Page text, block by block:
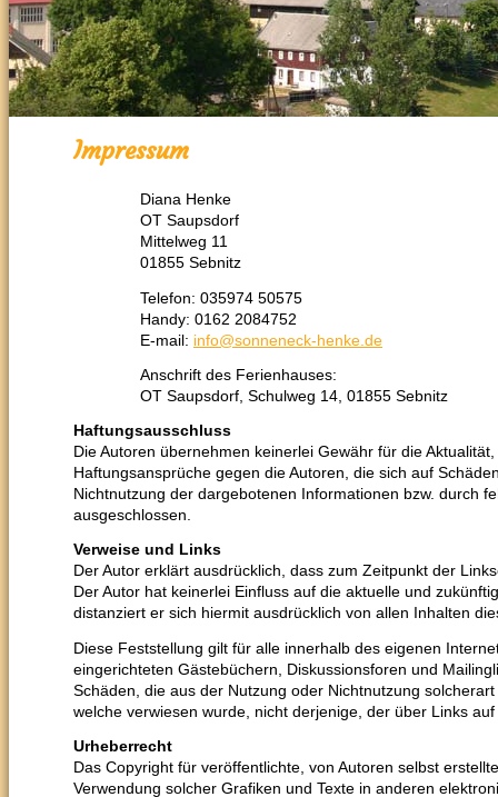
Impressum
Diana Henke
OT Saupsdorf
Mittelweg 11
01855 Sebnitz
Telefon: 035974 50575
Handy: 0162 2084752
E-mail: info@sonneneck-henke.de
Anschrift des Ferienhauses:
OT Saupsdorf, Schulweg 14, 01855 Sebnitz
Haftungsausschluss
Die Autoren übernehmen keinerlei Gewähr für die
Haftungsansprüche gegen die Autoren, die sich auf
Nichtnutzung der dargebotenen Informationen bzw. durch
ausgeschlossen.
Verweise und Links
Der Autor erklärt ausdrücklich, dass zum Zeitpunkt der
Der Autor hat keinerlei Einfluss auf die aktuelle und
distanziert er sich hiermit ausdrücklich von allen Inhalten
Diese Feststellung gilt für alle innerhalb des eigenen
eingerichteten Gästebüchern, Diskussionsforen und
Schäden, die aus der Nutzung oder Nichtnutzung
welche verwiesen wurde, nicht derjenige, der über Links
Urheberrecht
Das Copyright für veröffentlichte, von Autoren selbst
Verwendung solcher Grafiken und Texte in anderen